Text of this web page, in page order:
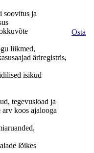
soovitus ja
liikmed,
äriregistris,
isikud
tegevusload ja
arv koos ajalooga
lõikes
Osta